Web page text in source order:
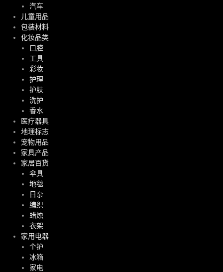
汽车
儿童用品
包装材料
化妆品类
口腔
工具
彩妆
护理
护肤
洗护
香水
医疗器具
地理标志
宠物用品
家具产品
家居百货
伞具
地毯
日杂
编织
蜡烛
衣架
家用电器
个护
冰箱
家电